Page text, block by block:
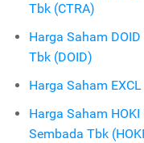
Tbk (CTRA)
Harga Saham
Tbk (DOID)
Harga Saham
Harga Saham
Sembada Tbk